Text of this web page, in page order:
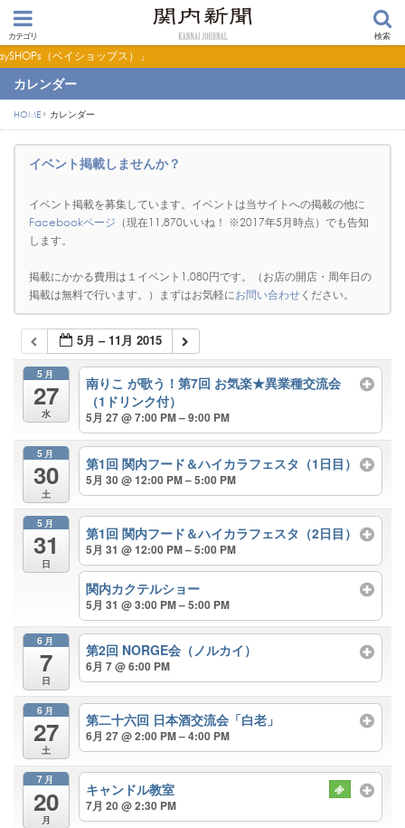
カテゴリ 検索
ップス）」
カレンダー
HOME カレンダー
イベント掲載しませんか？
イベント掲載を募集しています。イベントは当サイトへの掲載の他に
Facebookページ （現在11,870いいね！ ※2017年5月時点）でも告知
します。
掲載にかかる費用は１イベント1,080円です。（お店の開店・周年日の
掲載は無料で行います。）まずはお気軽にお問い合わせください。
5月 – 11月 2015
5月
27
水
南りこ が歌う！第7回 お気楽★異業種交流会
（1ドリンク付）
5月 27 @ 7:00 PM – 9:00 PM
5月
30
土
第1回 関内フード＆ハイカラフェスタ（1日目）
5月 30 @ 12:00 PM – 5:00 PM
5月
31
日
第1回 関内フード＆ハイカラフェスタ（2日目）
5月 31 @ 12:00 PM – 5:00 PM
関内カクテルショー
5月 31 @ 3:00 PM – 5:00 PM
6月
7
日
第2回 NORGE会（ノルカイ）
6月 7 @ 6:00 PM
6月
27
土
第二十六回 日本酒交流会「白老」
6月 27 @ 2:00 PM – 4:00 PM
7月
20
月
キャンドル教室
7月 20 @ 2:30 PM